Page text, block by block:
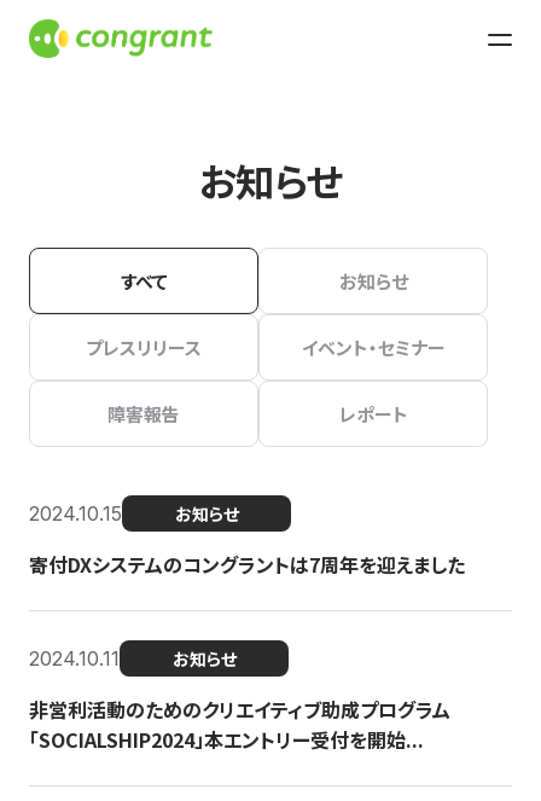
お知らせ
すべて お知らせ
プレスリリース イベント・セミナー
障害報告 レポート
2024.10.15 お知らせ
寄付DXシステムのコングラントは7周年を迎えました
2024.10.11 お知らせ
非営利活動のためのクリエイティブ助成プログラム
「SOCIALSHIP2024」本エントリー受付を開始...